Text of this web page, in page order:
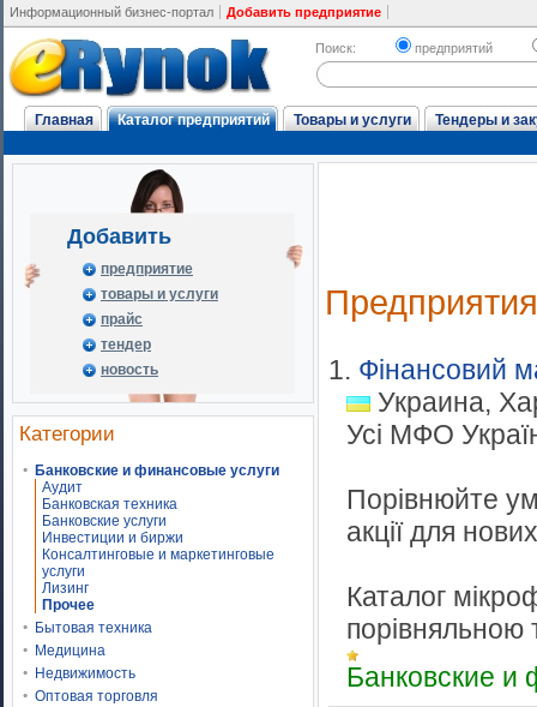
Информационный бизнес-портал Добавить предприятие
Поиск: предприятий
Главная Каталог предприятий Товары и услуги Тендеры и
Добавить
предприятие
товары и услуги
прайс
тендер
новость
Категории
Банковские и финансовые услуги
Аудит
Банковская техника
Банковские услуги
Инвестиции и биржи
Консалтинговые и маркетинговые
услуги
Лизинг
Прочее
Бытовая техника
Медицина
Недвижимость
Оптовая торговля
Предприятия
1. Фінансовий
Украина,
Усі МФО
Порівнюйте
акції для
Каталог
порівняльною
Банковские и